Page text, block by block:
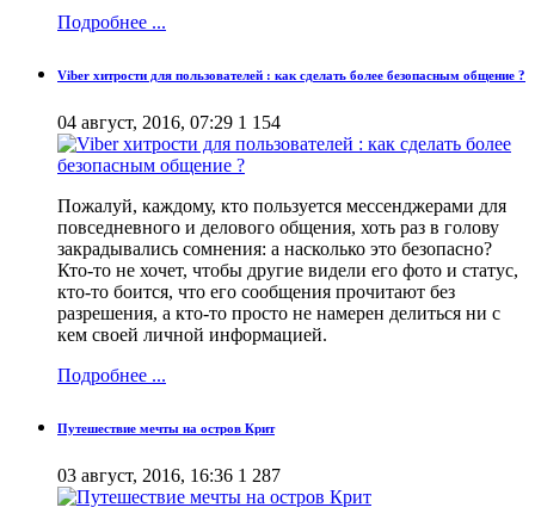
Подробнее ...
Viber хитрости для пользователей : как сделать более безопасным общение ?
04 август, 2016, 07:29 1 154
Пожалуй, каждому, кто пользуется мессенджерами для
повседневного и делового общения, хоть раз в голову
закрадывались сомнения: а насколько это безопасно?
Кто-то не хочет, чтобы другие видели его фото и статус,
кто-то боится, что его сообщения прочитают без
разрешения, а кто-то просто не намерен делиться ни с
кем своей личной информацией.
Подробнее ...
Путешествие мечты на остров Крит
03 август, 2016, 16:36 1 287